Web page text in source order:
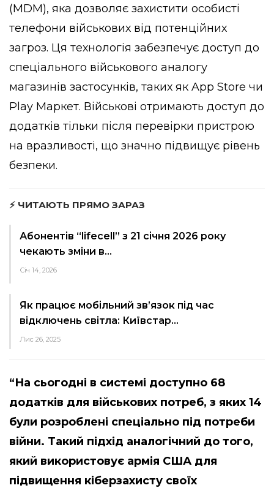
(MDM), яка дозволяє захистити особисті
телефони військових від потенційних
загроз. Ця технологія забезпечує доступ до
спеціального військового аналогу
магазинів застосунків, таких як App Store чи
Play Маркет. Військові отримають доступ до
додатків тільки після перевірки пристрою
на вразливості, що значно підвищує рівень
безпеки.
⚡ ЧИТАЮТЬ ПРЯМО ЗАРАЗ
Абонентів “lifecell” з 21 січня 2026 року
чекають зміни в…
Січ 14, 2026
Як працює мобільний зв’язок під час
відключень світла: Київстар…
Лис 26, 2025
“На сьогодні в системі доступно 68
додатків для військових потреб, з яких 14
були розроблені спеціально під потреби
війни. Такий підхід аналогічний до того,
який використовує армія США для
підвищення кіберзахисту своїх